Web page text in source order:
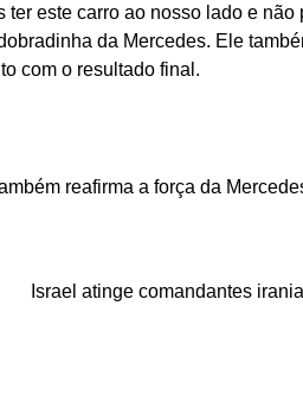
este carro ao nosso lado e
da Mercedes. Ele
com o resultado final.
reafirma a força da
Israel atinge comandantes